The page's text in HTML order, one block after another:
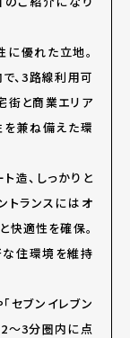
優れた立地。
で、3路線利用可
街と商業エリア
兼ね備えた環
造、しっかりと
トランスにはオ
快適性を確保。
住環境を維持
セブンイレブン
〜3分圏内に点